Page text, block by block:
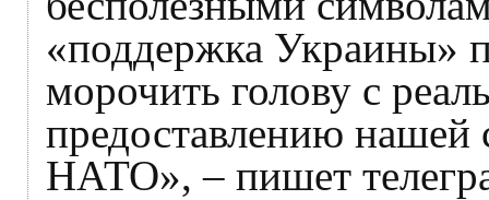
«поддержка Украины»
морочить голову с
предоставлению нашей
НАТО», – пишет